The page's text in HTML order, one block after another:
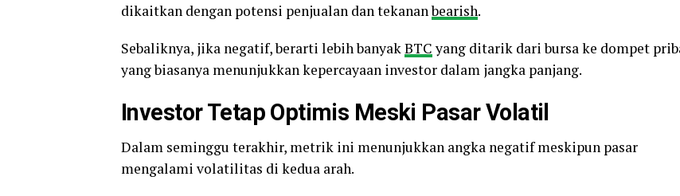
dikaitkan dengan potensi penjualan dan tekananbearish.
Sebaliknya, jika negatif, berarti lebih banyakBTCyang ditarik dari bursa ke dompet
yang biasanya menunjukkan kepercayaan investor dalam jangka panjang.
Investor Tetap Optimis Meski Pasar Volatil
Dalam seminggu terakhir, metrik ini menunjukkan angka negatif meskipun pasar
mengalami volatilitas di kedua arah.